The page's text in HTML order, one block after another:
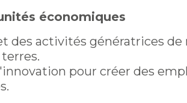
économiques
activités génératrices de
pour créer des